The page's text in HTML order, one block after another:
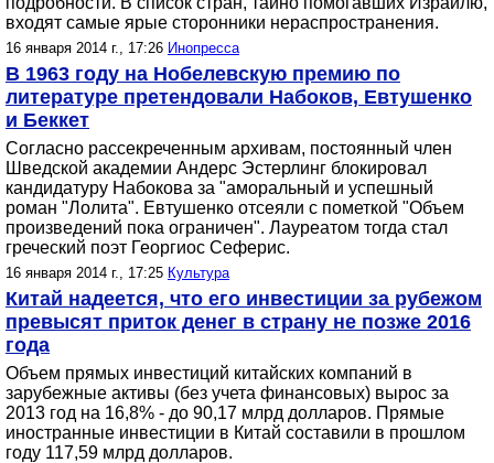
входят самые ярые сторонники нераспространения.
16 января 2014 г., 17:26 Инопресса
В 1963 году на Нобелевскую премию по
литературе претендовали Набоков, Евтушенко
и Беккет
Согласно рассекреченным архивам, постоянный член
Шведской академии Андерс Эстерлинг блокировал
кандидатуру Набокова за "аморальный и успешный
роман "Лолита". Евтушенко отсеяли с пометкой "Объем
произведений пока ограничен". Лауреатом тогда стал
греческий поэт Георгиос Сеферис.
16 января 2014 г., 17:25 Культура
Китай надеется, что его инвестиции за рубежом
превысят приток денег в страну не позже 2016
года
Объем прямых инвестиций китайских компаний в
зарубежные активы (без учета финансовых) вырос за
2013 год на 16,8% - до 90,17 млрд долларов. Прямые
иностранные инвестиции в Китай составили в прошлом
году 117,59 млрд долларов.